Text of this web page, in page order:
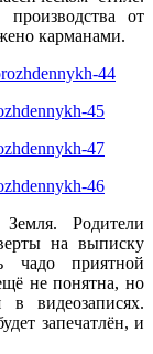
производства от
карманами.
Родители
на выписку
чадо приятной
не понятна, но
в видеозаписях.
запечатлён, и